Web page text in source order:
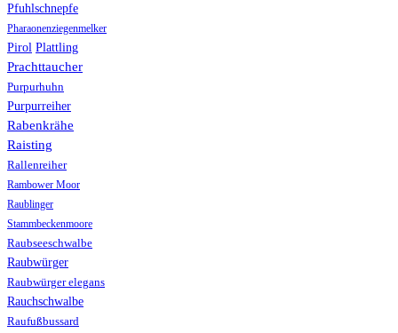
Pfuhlschnepfe
Pharaonenziegenmelker
Pirol Plattling
Prachttaucher
Purpurhuhn
Purpurreiher
Rabenkrähe
Raisting
Rallenreiher
Rambower Moor
Raublinger
Stammbeckenmoore
Raubseeschwalbe
Raubwürger
Raubwürger elegans
Rauchschwalbe
Raufußbussard